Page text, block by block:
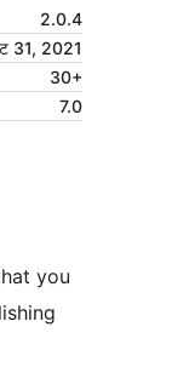
2.0.4
31, 2021
30+
7.0
you